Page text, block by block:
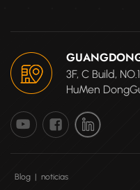
3F, C Build,
HuMen
Blog | noticias